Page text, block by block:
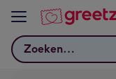
Bekijk meer
Zoeken